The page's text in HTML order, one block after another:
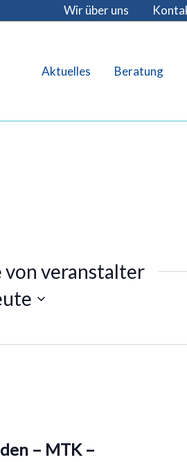
Wir über uns
Aktuelles Beratung
von veranstalter
– MTK –